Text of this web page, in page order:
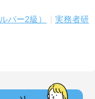
パー2級）
実務者研